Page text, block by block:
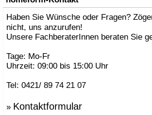
Haben Sie Wünsche oder Fragen?
nicht, uns anzurufen!
Unsere FachberaterInnen beraten Sie
Tage: Mo-Fr
Uhrzeit: 09:00 bis 15:00 Uhr
Tel: 0421/ 89 74 21 07
» Kontaktformular